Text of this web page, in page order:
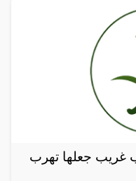
غريب جعلها تهرب